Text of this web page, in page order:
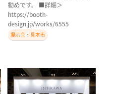
勧めです。 ■詳細＞
https://booth-
design.jp/works/6555
展示会・見本市